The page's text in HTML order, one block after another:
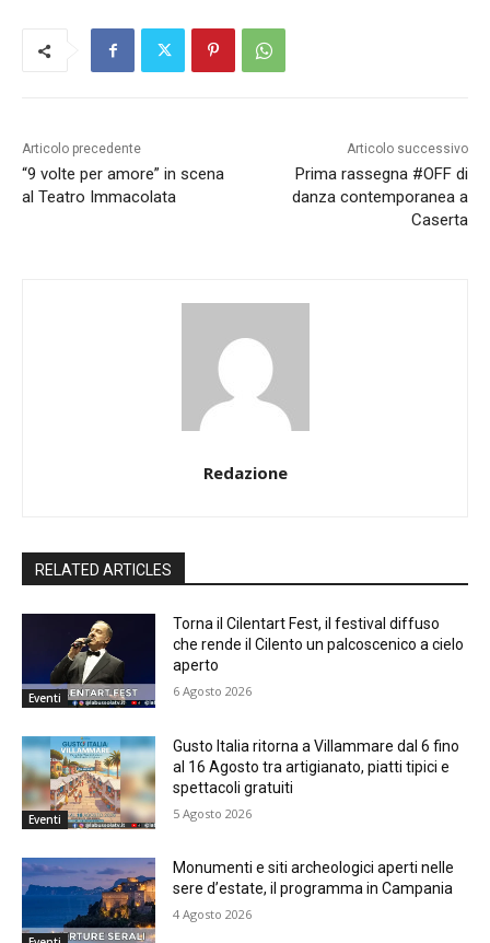
Articolo precedente
“9 volte per amore” in scena
al Teatro Immacolata
Articolo successivo
Prima rassegna #OFF di
danza contemporanea a
Caserta
Redazione
RELATED ARTICLES
Eventi
Torna il Cilentart Fest, il festival diffuso
che rende il Cilento un palcoscenico a cielo
aperto
6 Agosto 2026
Eventi
Gusto Italia ritorna a Villammare dal 6 fino
al 16 Agosto tra artigianato, piatti tipici e
spettacoli gratuiti
5 Agosto 2026
Monumenti e siti archeologici aperti nelle
sere d’estate, il programma in Campania
4 Agosto 2026